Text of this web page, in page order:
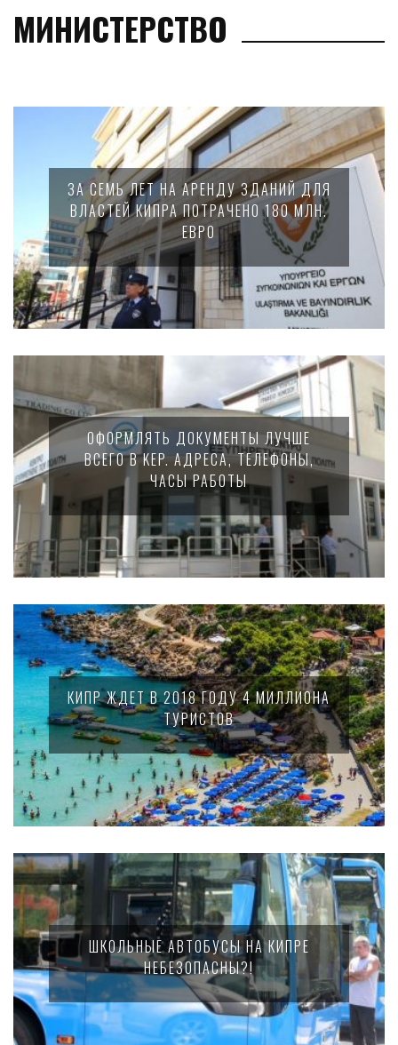
МИНИСТЕРСТВО
ЗА СЕМЬ ЛЕТ НА АРЕНДУ ЗДАНИЙ ДЛЯ
ВЛАСТЕЙ КИПРА ПОТРАЧЕНО 180 МЛН.
ЕВРО
ОФОРМЛЯТЬ ДОКУМЕНТЫ ЛУЧШЕ
ВСЕГО В KEP. АДРЕСА, ТЕЛЕФОНЫ,
ЧАСЫ РАБОТЫ
КИПР ЖДЕТ В 2018 ГОДУ 4 МИЛЛИОНА
ТУРИСТОВ
ШКОЛЬНЫЕ АВТОБУСЫ НА КИПРЕ
НЕБЕЗОПАСНЫ?!